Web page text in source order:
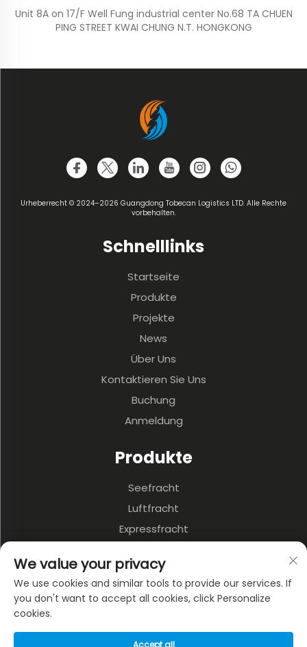
Unit 8A on 17/F Well Fung industrial center No.68 TA CHUEN
PING STREET KWAI CHUNG N.T. HONGKONG
Urheberrecht © 2024–2026 Guangdong Tobecan Logistics LTD. Alle Rechte
vorbehalten.
Schnelllinks
Startseite
Produkte
Projekte
News
Über Uns
Kontaktieren Sie Uns
Buchung
Anmeldung
Produkte
Seefracht
Luftfracht
Expressfracht
Binnenverkehr
Mehrschichtiger Verkehr
ÜBER DAS UNTERNEHMEN
We value your privacy
We use cookies and similar tools to provide our services. If
you don't want to accept all cookies, click Personalize
cookies.
Accept all